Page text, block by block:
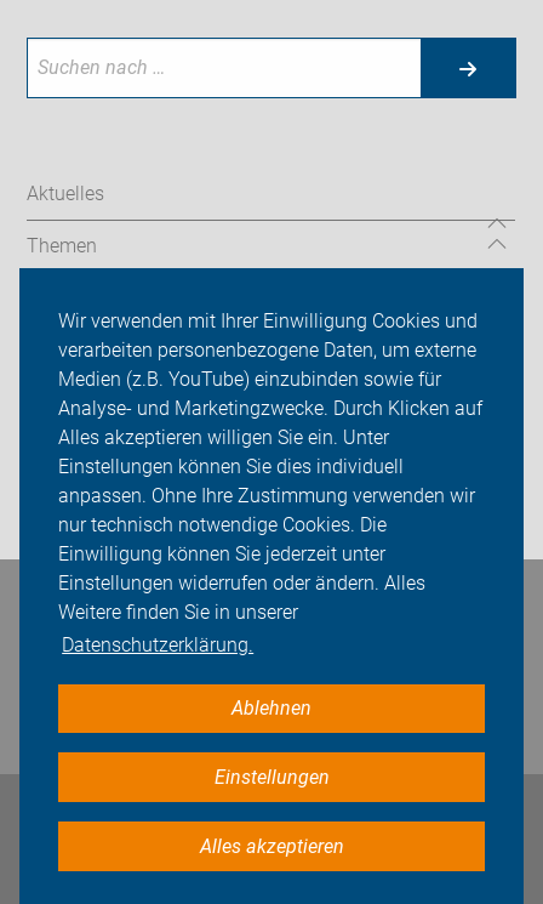
Wir verwenden mit Ihrer Einwilligung Cookies und
verarbeiten personenbezogene Daten, um externe
Medien (z.B. YouTube) einzubinden sowie für
Analyse- und Marketingzwecke. Durch Klicken auf
Alles akzeptieren willigen Sie ein. Unter
Einstellungen können Sie dies individuell
anpassen. Ohne Ihre Zustimmung verwenden wir
nur technisch notwendige Cookies. Die
Einwilligung können Sie jederzeit unter
Einstellungen widerrufen oder ändern. Alles
Weitere finden Sie in unserer
Datenschutzerklärung.
Ablehnen
Einstellungen
Alles akzeptieren
Aktuelles
Themen
Über uns
Sei dabei
Presse
Login
Bleiben Sie in Kontakt